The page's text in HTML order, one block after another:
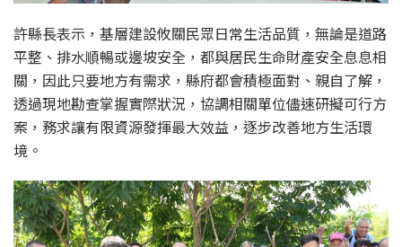
許縣長表示，基層建設攸關民眾日常生活品質，無論是道路
平整、排水順暢或邊坡安全，都與居民生命財產安全息息相
關，因此只要地方有需求，縣府都會積極面對、親自了解，
透過現地勘查掌握實際狀況，協調相關單位儘速研擬可行方
案，務求讓有限資源發揮最大效益，逐步改善地方生活環
境。